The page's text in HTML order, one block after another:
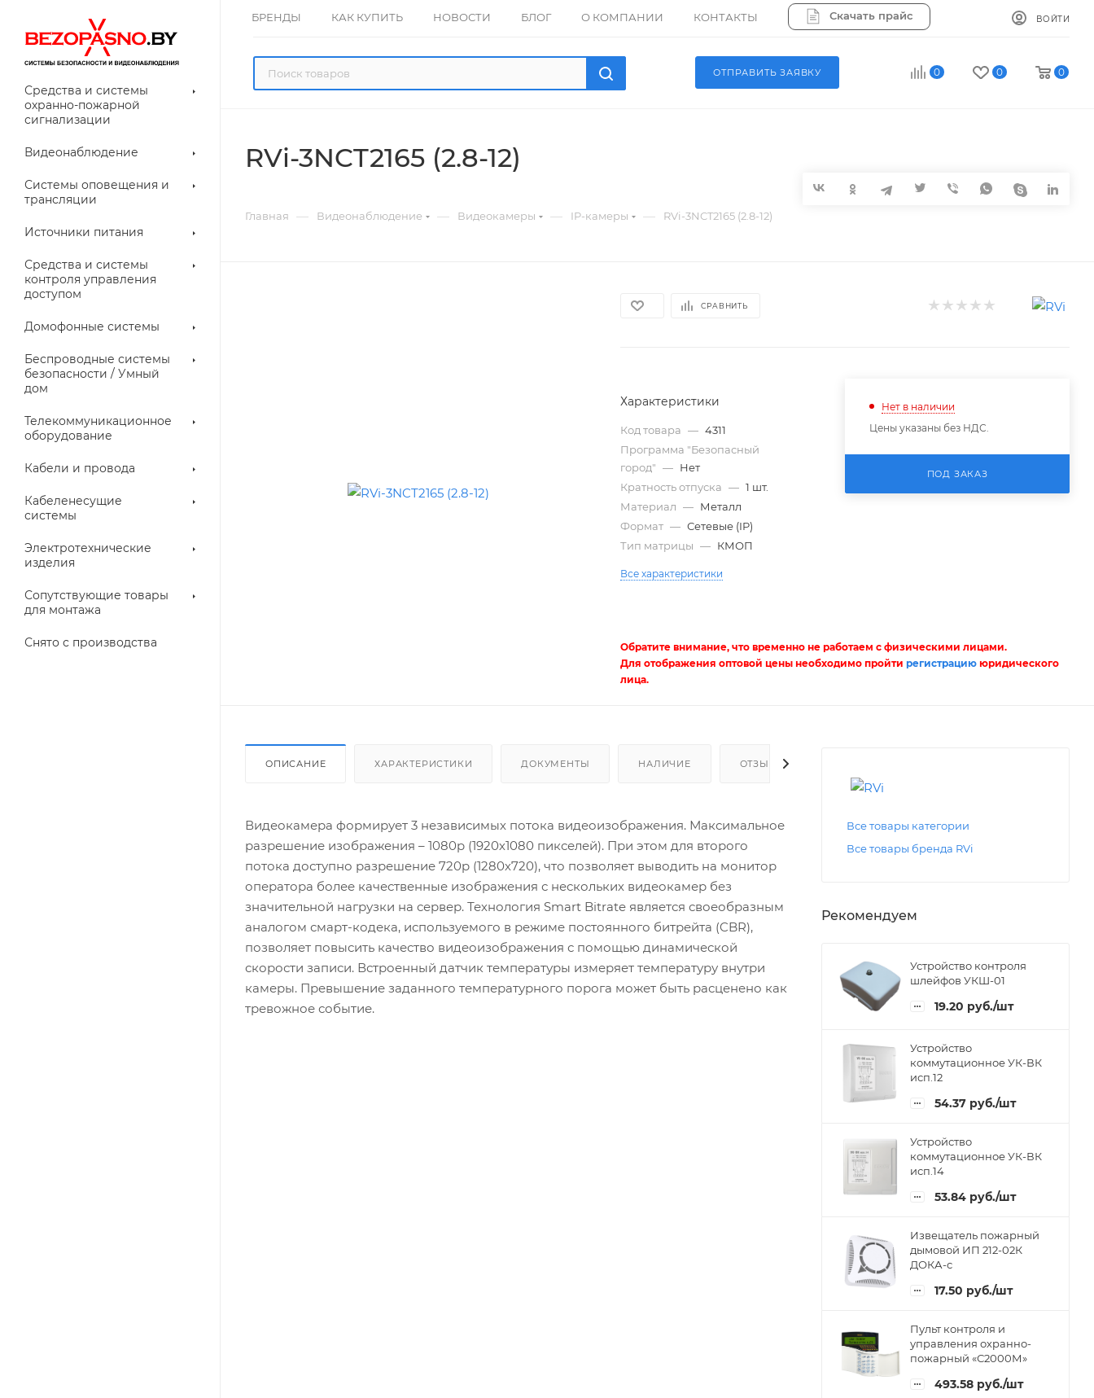
БРЕНДЫ КАК КУПИТЬ НОВОСТИ БЛОГ О КОМПАНИИ КОНТАКТЫ Скачать прайс ВОЙТИ
0 0 0
ОТПРАВИТЬ ЗАЯВКУ
Средства и системы
охранно-пожарной
сигнализации
Видеонаблюдение
для
Системы оповещения и
трансляции
указатели (табло)
Источники питания
Средства и системы
контроля управления
доступом
Домофонные системы
Беспроводные системы
безопасности / Умный
дом
Телекоммуникационное
оборудование
Кабели и провода
Кабеленесущие
системы
Электротехнические
изделия
Сопутствующие товары
для монтажа
Снято с производства
RVi-3NCT2165 (2.8-12)
Главная — Видеонаблюдение — Видеокамеры — IP-камеры — RVi-3NCT2165 (2.8-12)
СРАВНИТЬ
Характеристики
Код товара — 4311
Программа "Безопасный
город" — Нет
Кратность отпуска — 1 шт.
Материал — Металл
Формат — Сетевые (IP)
Тип матрицы — КМОП
Все характеристики
Нет в наличии
Цены указаны без НДС.
ПОД ЗАКАЗ
Обратите внимание, что временно не работаем с физическими лицами.
Для отображения оптовой цены необходимо пройтирегистрацию юридического
лица.
ОПИСАНИЕ ХАРАКТЕРИСТИКИ ДОКУМЕНТЫ НАЛИЧИЕ ОТЗЫВЫ
Видеокамера формирует 3 независимых потока видеоизображения. Максимальное
разрешение изображения – 1080p (1920х1080 пикселей). При этом для второго
потока доступно разрешение 720p (1280х720), что позволяет выводить на монитор
оператора более качественные изображения с нескольких видеокамер без
значительной нагрузки на сервер. Технология Smart Bitrate является своеобразным
аналогом смарт-кодека, используемого в режиме постоянного битрейта (CBR),
позволяет повысить качество видеоизображения с помощью динамической
скорости записи. Встроенный датчик температуры измеряет температуру внутри
камеры. Превышение заданного температурного порога может быть расценено как
тревожное событие.
Все товары категории
Все товары бренда RVi
Рекомендуем
Устройство контроля
шлейфов УКШ-01
19.20 руб./шт
Устройство
коммутационное УК-ВК
исп.12
54.37 руб./шт
Устройство
коммутационное УК-ВК
исп.14
53.84 руб./шт
Извещатель пожарный
дымовой ИП 212-02К
ДОКА-с
17.50 руб./шт
Пульт контроля и
управления охранно-
пожарный «С2000М»
493.58 руб./шт